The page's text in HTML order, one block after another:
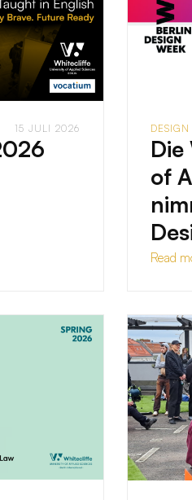
15 JULI 2026 DESIGN
of
Read